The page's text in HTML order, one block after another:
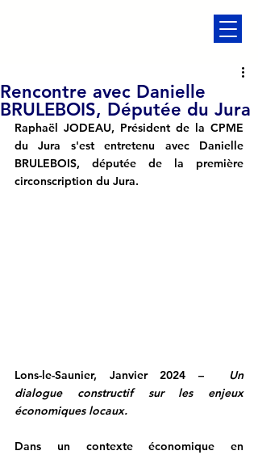
Rencontre avec Danielle
BRULEBOIS, Députée du Jura
Raphaël JODEAU, Président de la CPME
du Jura s'est entretenu avec Danielle
BRULEBOIS, députée de la première
circonscription du Jura.
Lons-le-Saunier, Janvier 2024 –
Un
dialogue constructif sur les enjeux
économiques locaux.
Dans un contexte économique en